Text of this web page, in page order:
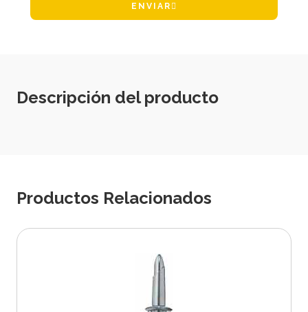
ENVIAR
Descripción del producto
Productos Relacionados